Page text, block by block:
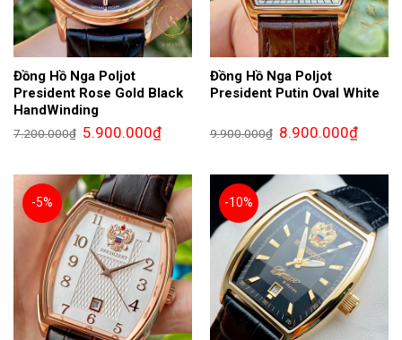
Đồng Hồ Nga Poljot
President Rose Gold Black
HandWinding
7.200.000₫ Giá
gốc
5.900.000₫Giá
hiện
5.900.000₫.
Đồng Hồ Nga Poljot
President Putin Oval White
9.900.000₫ Giá
gốc
8.900.000₫Giá
hiện
-5%
-10%